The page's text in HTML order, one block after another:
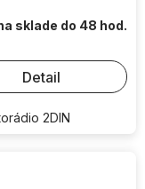
sklade do 48 hod.
Detail
2DIN